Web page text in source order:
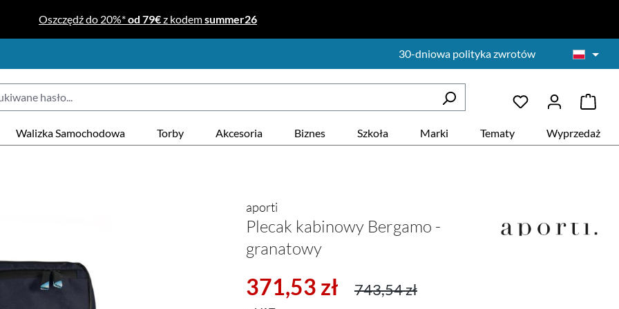
Oszczędź do 20%*od 79€z kodemsummer26
30-dniowa polityka zwrotów
Walizka Samochodowa Torby Akcesoria Biznes Szkoła Marki Tematy Wyprzedaż
aporti
Plecak kabinowy Bergamo -
granatowy
Cena sprzedaży:
371,53 zł Cena regularna:
743,54 zł